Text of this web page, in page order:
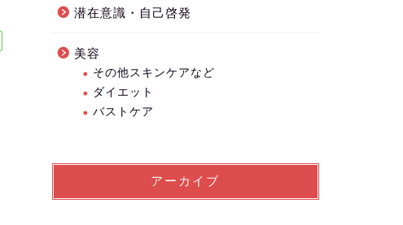
潜在意識・自己啓発
美容
その他スキンケアなど
ダイエット
バストケア
アーカイブ